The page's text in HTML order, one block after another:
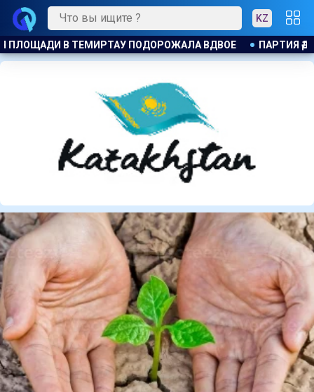
KZ
ӘДІЛЕТ : ПРИНЦИП ЗАКОН И ПОРЯДОК ОБЯЗАТЕЛЕН ДЛЯ